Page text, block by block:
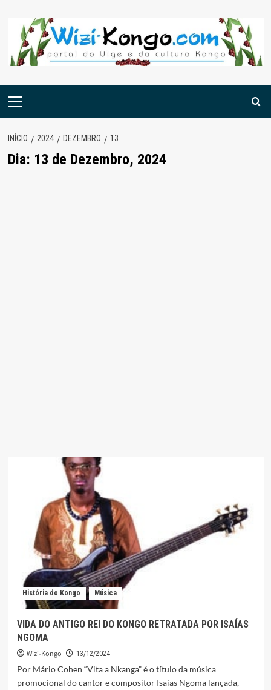
content
Menu
INÍCIO 2024 DEZEMBRO 13
Dia: 13 de Dezembro, 2024
História do Kongo Música
VIDA DO ANTIGO REI DO KONGO RETRATADA POR ISAÍAS
NGOMA
Wizi-Kongo 13/12/2024
Por Mário Cohen “Vita a Nkanga” é o título da música
promocional do cantor e compositor Isaías Ngoma lançada,